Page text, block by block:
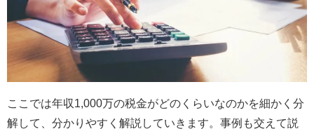
ここでは年収1,000万の税金がどのくらいなのかを細かく分
解して、分かりやすく解説していきます。事例も交えて説